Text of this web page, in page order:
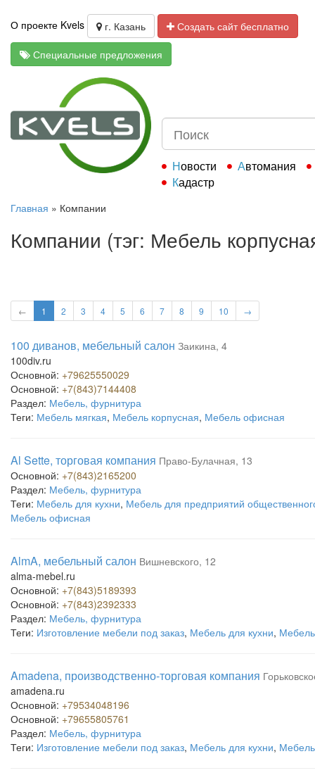
О проекте Kvels г. Казань
Создать сайт бесплатно
Специальные предложения
Новости
Автомания
Кадастр
Главная » Компании
Компании (тэг: Мебель
← 1 2 3 4 5 6 7 8 9 10 →
100 диванов, мебельный салон Заикина, 4
100div.ru
Основной: +79625550029
Основной: +7(843)7144408
Раздел: Мебель, фурнитура
Теги: Мебель мягкая, Мебель корпусная, Мебель офисная
Al Sette, торговая компания Право-Булачная, 13
Основной: +7(843)2165200
Раздел: Мебель, фурнитура
Теги: Мебель для кухни, Мебель для предприятий
Мебель офисная
AlmA, мебельный салон Вишневского, 12
alma-mebel.ru
Основной: +7(843)5189393
Основной: +7(843)2392333
Раздел: Мебель, фурнитура
Теги: Изготовление мебели под заказ, Мебель для кухни,
Amadena, производственно-торговая компания
amadena.ru
Основной: +79534048196
Основной: +79655805761
Раздел: Мебель, фурнитура
Теги: Изготовление мебели под заказ, Мебель для кухни,